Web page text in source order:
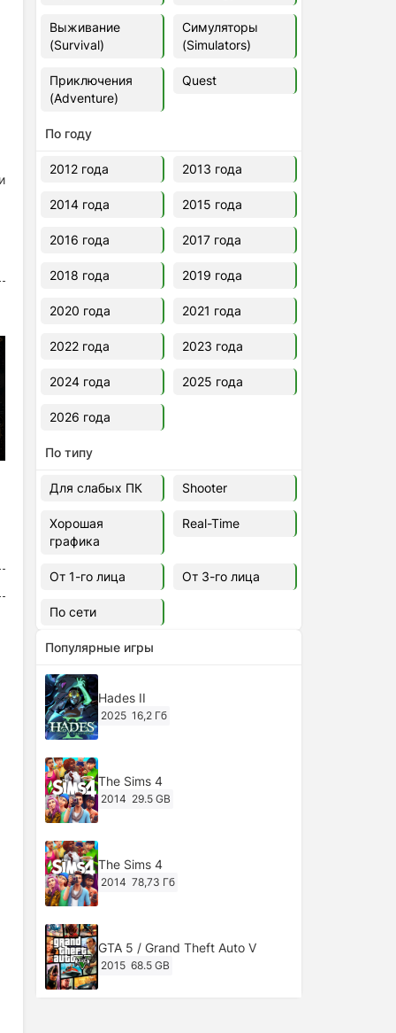
V Rising
2024
Выживание
(Survival)
Симуляторы
(Simulators)
Приключения
(Adventure)
Quest
По году
2012 года 2013 года
2014 года 2015 года
2016 года 2017 года
2018 года 2019 года
2020 года 2021 года
2022 года 2023 года
2024 года 2025 года
2026 года
По типу
Для слабых ПК Shooter
Хорошая
графика
Real-Time
От 1-го лица От 3-го лица
По сети
Популярные игры
Hades II
2025 16,2 Гб
The Sims 4
2014 29.5 GB
The Sims 4
2014 78,73 Гб
GTA 5 / Grand Theft Auto V
2015 68.5 GB